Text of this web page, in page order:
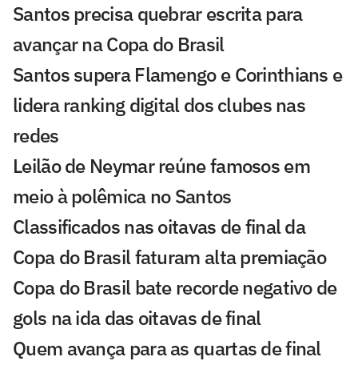
Santos precisa quebrar escrita para
avançar na Copa do Brasil
Santos supera Flamengo e Corinthians e
lidera ranking digital dos clubes nas
redes
Leilão de Neymar reúne famosos em
meio à polêmica no Santos
Classificados nas oitavas de final da
Copa do Brasil faturam alta premiação
Copa do Brasil bate recorde negativo de
gols na ida das oitavas de final
Quem avança para as quartas de final